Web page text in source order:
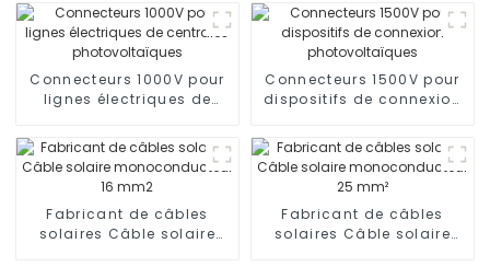
Connecteurs 1000V pour
lignes électriques de
photovoltaïques
Connecteurs 1500V pour
dispositifs de connexion
Fabricant de câbles
solaires Câble solaire
Fabricant de câbles
solaires Câble solaire